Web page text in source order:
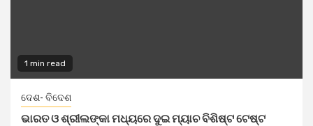
1 min read
ଦେଶ- ବିଦେଶ
ଭାରତ ଓ ଶ୍ରୀଲଙ୍କା ମଧ୍ୟରେ ଦୁଇ ମ୍ୟାଚ ବିଶିଷ୍ଟ ଟେଷ୍ଟ